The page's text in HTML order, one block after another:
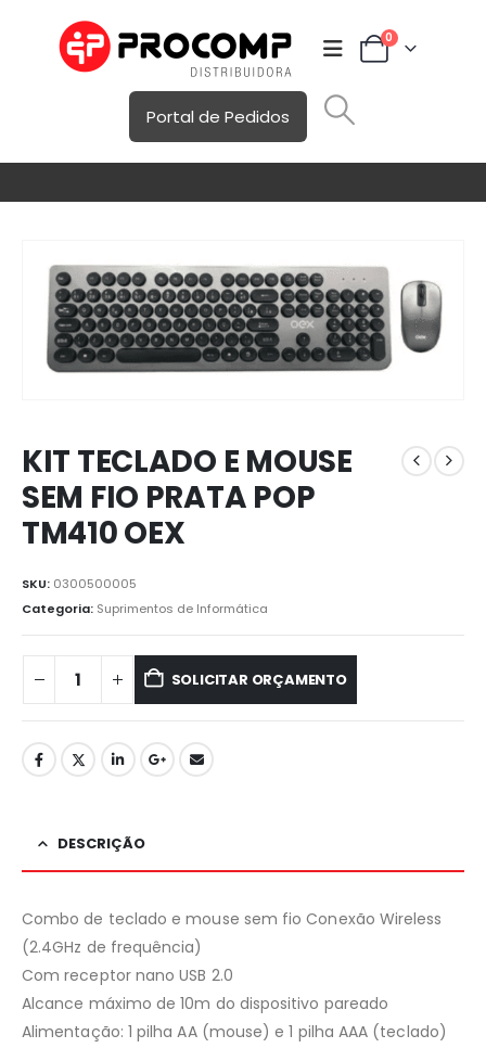
0
Portal de Pedidos
KIT TECLADO E MOUSE
SEM FIO PRATA POP
TM410 OEX
SKU: 0300500005
Categoria: ⁠Suprimentos de Informática
SOLICITAR ORÇAMENTO
DESCRIÇÃO
Combo de teclado e mouse sem fio Conexão Wireless
(2.4GHz de frequência)
Com receptor nano USB 2.0
Alcance máximo de 10m do dispositivo pareado
Alimentação: 1 pilha AA (mouse) e 1 pilha AAA (teclado)